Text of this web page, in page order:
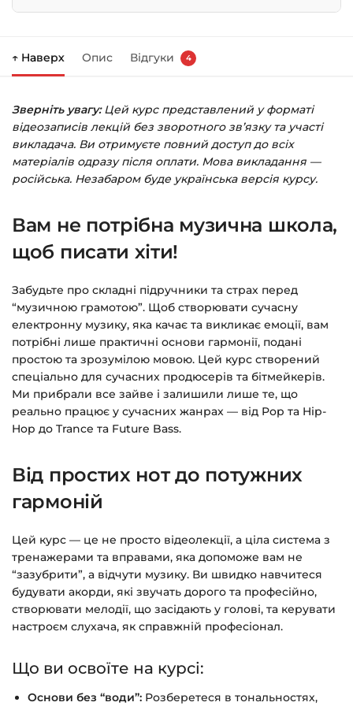
Праворуч з’явиться кошик — натисніть
Заповніть всі поля (пошта та пароль).
Оплатіть зручним способом (більше 8
способів оплати).
Натисніть її — і відкриється сторінка з
курсами.
на email.
Доступ до курсів: без обмежень за часом.
Детальніше про оплату та безпеку — у довідці
>>>
Питання?Пишіть наinfo@siluette.com.ua
↑ Наверх Опис Відгуки 4
Зверніть увагу:Цей курс представлений у форматі
відеозаписів лекцій без зворотного зв’язку та участі
викладача. Ви отримуєте повний доступ до всіх
матеріалів одразу після оплати. Мова викладання —
російська. Незабаром буде українська версія курсу.
Вам не потрібна музична школа,
щоб писати хіти!
Забудьте про складні підручники та страх перед
“музичною грамотою”. Щоб створювати сучасну
електронну музику, яка качає та викликає емоції, вам
потрібні лише практичні основи гармонії, подані
простою та зрозумілою мовою. Цей курс створений
спеціально для сучасних продюсерів та бітмейкерів.
Ми прибрали все зайве і залишили лише те, що
реально працює у сучасних жанрах — від Pop та Hip-
Hop до Trance та Future Bass.
Від простих нот до потужних
гармоній
Цей курс — це не просто відеолекції, а ціла система з
тренажерами та вправами, яка допоможе вам не
“зазубрити”, а відчути музику. Ви швидко навчитеся
будувати акорди, які звучать дорого та професійно,
створювати мелодії, що засідають у голові, та керувати
настроєм слухача, як справжній професіонал.
Що ви освоїте на курсі:
Основи без “води”: Розберетеся в тональностях,